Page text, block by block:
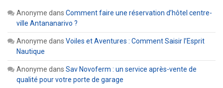
Anonyme dans Comment faire une réservation d’hôtel centre-
ville Antananarivo ?
Anonyme dans Voiles et Aventures : Comment Saisir l’Esprit
Nautique
Anonyme dans Sav Novoferm : un service après-vente de
qualité pour votre porte de garage